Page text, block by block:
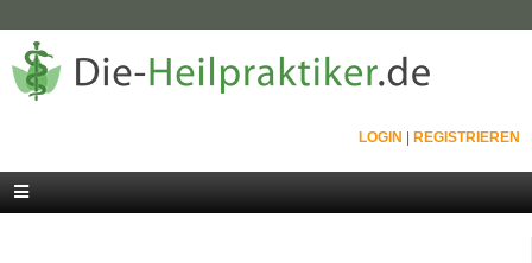
LOGIN REGISTRIEREN